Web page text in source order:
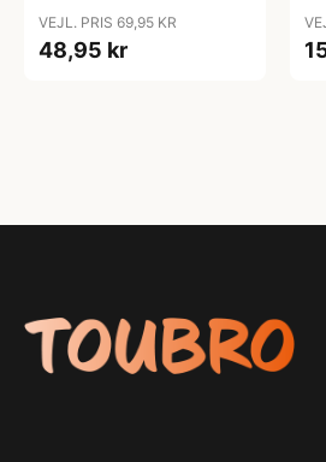
VEJL. PRIS 69,95 KR
48,95 kr